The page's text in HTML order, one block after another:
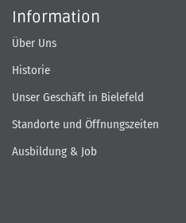
Information
Über Uns
Historie
Unser Geschäft in Bielefeld
Standorte und Öffnungszeiten
Ausbildung & Job